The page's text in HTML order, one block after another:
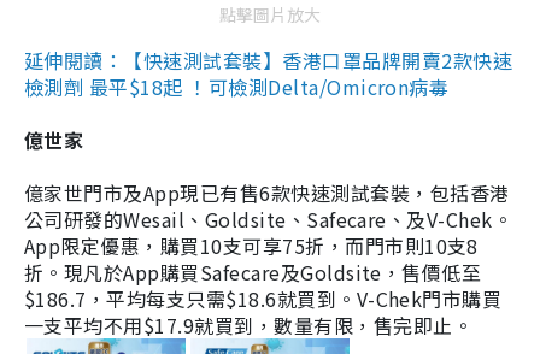
點擊圖片放大
延伸閱讀：【快速測試套裝】香港口罩品牌開賣2款快速
檢測劑 最平$18起 ！可檢測Delta/Omicron病毒
億世家
億家世門市及App現已有售6款快速測試套裝，包括香港
公司研發的Wesail、Goldsite、Safecare、及V-Chek。
App限定優惠，購買10支可享75折，而門市則10支8
折。現凡於App購買Safecare及Goldsite，售價低至
$186.7，平均每支只需$18.6就買到。V-Chek門市購買
一支平均不用$17.9就買到，數量有限，售完即止。